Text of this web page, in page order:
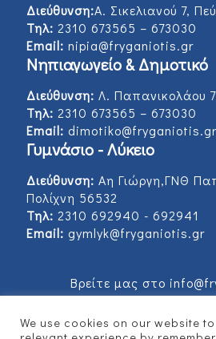
Διεύθυνση:Α. Σικελιανού 7,
Τηλ: 2310 673565 – 673030
Email: nipia@fryganiotis.gr
Νηπιαγωγείο & Δημοτικό
Διεύθυνση: Λ. Παπανικολάου
Τηλ: 2310 673565 – 673030
Email: dimotiko@fryganiotis.gr
Γυμνάσιο - Λύκειο
Διεύθυνση: Αη Γιώργη,ΓΝΘ
Πολίχνη 56532
Τηλ: 2310 692940 - 692941
Email: gymlyk@fryganiotis.gr
Βρείτε μας στο
We use cookies on our website